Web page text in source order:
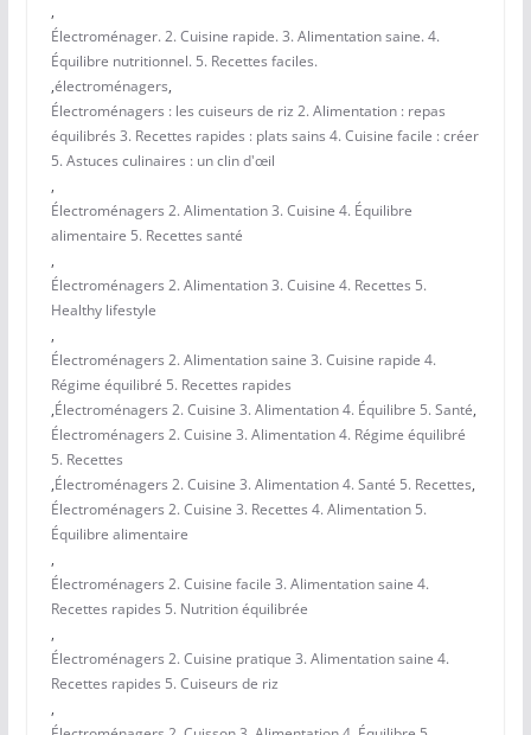
,
Électroménager. 2. Cuisine rapide. 3. Alimentation saine. 4.
Équilibre nutritionnel. 5. Recettes faciles.
,électroménagers,
Électroménagers : les cuiseurs de riz 2. Alimentation : repas
équilibrés 3. Recettes rapides : plats sains 4. Cuisine facile : créer
5. Astuces culinaires : un clin d'œil
,
Électroménagers 2. Alimentation 3. Cuisine 4. Équilibre
alimentaire 5. Recettes santé
,
Électroménagers 2. Alimentation 3. Cuisine 4. Recettes 5.
Healthy lifestyle
,
Électroménagers 2. Alimentation saine 3. Cuisine rapide 4.
Régime équilibré 5. Recettes rapides
,Électroménagers 2. Cuisine 3. Alimentation 4. Équilibre 5. Santé,
Électroménagers 2. Cuisine 3. Alimentation 4. Régime équilibré
5. Recettes
,Électroménagers 2. Cuisine 3. Alimentation 4. Santé 5. Recettes,
Électroménagers 2. Cuisine 3. Recettes 4. Alimentation 5.
Équilibre alimentaire
,
Électroménagers 2. Cuisine facile 3. Alimentation saine 4.
Recettes rapides 5. Nutrition équilibrée
,
Électroménagers 2. Cuisine pratique 3. Alimentation saine 4.
Recettes rapides 5. Cuiseurs de riz
,